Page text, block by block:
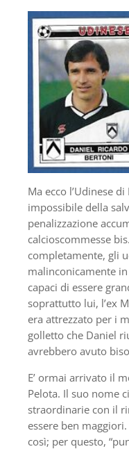
Ma ecco l’Udinese
impossibile della
penalizzazione
calcioscommesse
completamente, gli
malinconicamente
capaci di essere
soprattutto lui, l’ex
era attrezzato per i
golletto che Daniel
avrebbero avuto
E’ ormai arrivato il
Pelota. Il suo nome
straordinarie con il
essere ben
così; per questo,